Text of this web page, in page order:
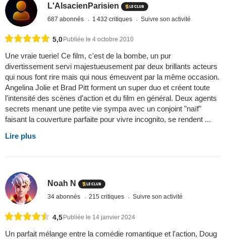
L'AlsacienParisien
687 abonnés 1 432 critiques Suivre son activité
5,0 Publiée le 4 octobre 2010
Une vraie tuerie! Ce film, c'est de la bombe, un pur
divertissement servi majestueusement par deux brillants acteurs
qui nous font rire mais qui nous émeuvent par la même occasion.
Angelina Jolie et Brad Pitt forment un super duo et créent toute
l'intensité des scènes d'action et du film en général. Deux agents
secrets menant une petite vie sympa avec un conjoint "naïf"
faisant la couverture parfaite pour vivre incognito, se rendent ...
Lire plus
Noah N
34 abonnés 215 critiques Suivre son activité
4,5Publiée le 14 janvier 2024
Un parfait mélange entre la comédie romantique et l'action, Doug